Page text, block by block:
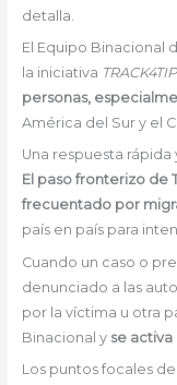
detalla.
El Equipo Binacional
la iniciativa TRACK4TIP
personas,
América del Sur y el
Una respuesta rápida
El paso fronterizo de
frecuentado por
país en país para
Cuando un caso o
denunciado a las
por la víctima u otra
Binacional y se activa
Los puntos focales